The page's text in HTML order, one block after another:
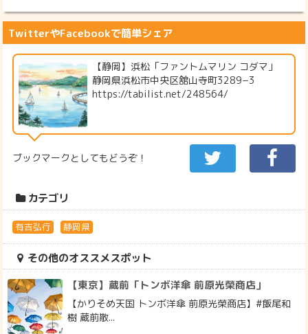
TwitterやFacebookで簡単シェア
【静岡】浜松「ファントムマリン コダマ」
静岡県浜松市中央区舘山寺町3289−3
https://tabilist.net/248564/
ブックマークとしてもどうぞ！
カテゴリ
有吉弘行 静岡県
その他のオススメスポット
【東京】蔵前「トンボ洋傘 前原光榮商店」
【かりそめ天国 トンボ洋傘 前原光榮商店】#飯尾和
樹 蔵前散...